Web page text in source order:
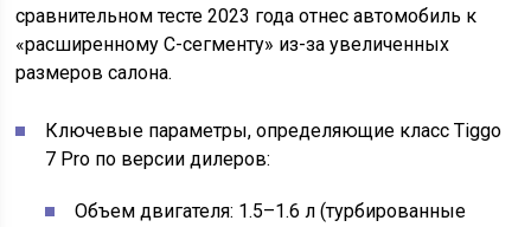
сравнительном тесте 2023 года отнес автомобиль к
«расширенному C-сегменту» из-за увеличенных
размеров салона.
Ключевые параметры, определяющие класс Tiggo
7 Pro по версии дилеров:
Объем двигателя: 1.5–1.6 л (турбированные